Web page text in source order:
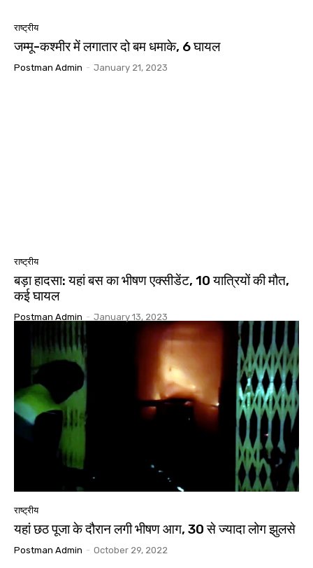
राष्ट्रीय
जम्मू-कश्मीर में लगातार दो बम धमाके, 6 घायल
Postman Admin - January 21, 2023
राष्ट्रीय
बड़ा हादसा: यहां बस का भीषण एक्सीडेंट, 10 यात्रियों की मौत,
कई घायल
Postman Admin - January 13, 2023
राष्ट्रीय
यहां छठ पूजा के दौरान लगी भीषण आग, 30 से ज्यादा लोग झुलसे
Postman Admin - October 29, 2022